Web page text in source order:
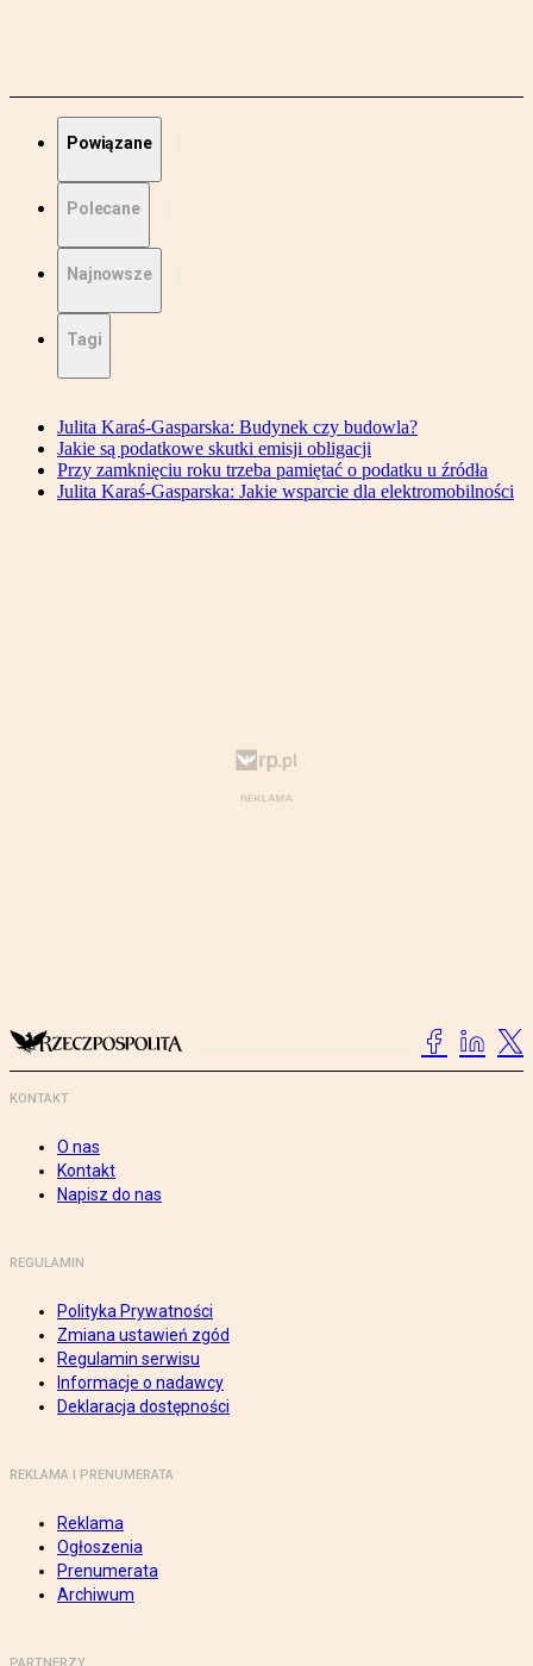
Powiązane
Polecane
Najnowsze
Tagi
Julita Karaś-Gasparska: Budynek czy budowla?
Jakie są podatkowe skutki emisji obligacji
Przy zamknięciu roku trzeba pamiętać o podatku u źródła
Julita Karaś-Gasparska: Jakie wsparcie dla elektromobilności
KONTAKT
O nas
Kontakt
Napisz do nas
REGULAMIN
Polityka Prywatności
Zmiana ustawień zgód
Regulamin serwisu
Informacje o nadawcy
Deklaracja dostępności
REKLAMA I PRENUMERATA
Reklama
Ogłoszenia
Prenumerata
Archiwum